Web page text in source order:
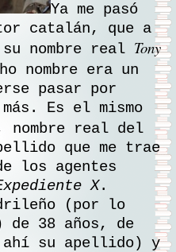
Ya me pasó
catalán, que a
nombre real Tony
nombre era un
pasar por
Es el mismo
nombre real del
que me trae
los agentes
X.
(por lo
de 38 años, de
ahí su apellido) y